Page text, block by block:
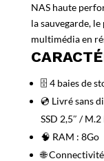
NAS haute
la sauvegarde,
multimédia en
🗄️ 4 baies de
💿 Livré sans
SSD 2,5″ /
🧠 RAM : 8Go
🌐